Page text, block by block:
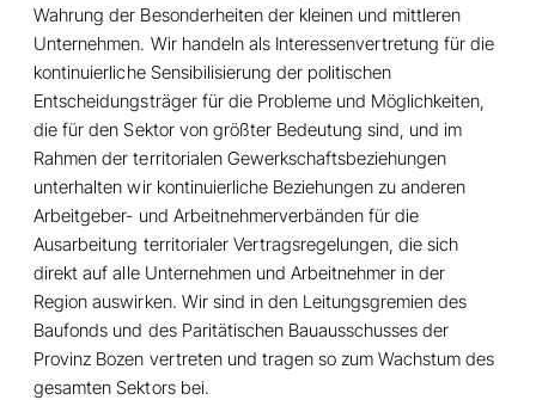
Wahrung der Besonderheiten der kleinen und mittleren
Unternehmen. Wir handeln als Interessenvertretung für die
kontinuierliche Sensibilisierung der politischen
Entscheidungsträger für die Probleme und Möglichkeiten,
die für den Sektor von größter Bedeutung sind, und im
Rahmen der territorialen Gewerkschaftsbeziehungen
unterhalten wir kontinuierliche Beziehungen zu anderen
Arbeitgeber- und Arbeitnehmerverbänden für die
Ausarbeitung territorialer Vertragsregelungen, die sich
direkt auf alle Unternehmen und Arbeitnehmer in der
Region auswirken. Wir sind in den Leitungsgremien des
Baufonds und des Paritätischen Bauausschusses der
Provinz Bozen vertreten und tragen so zum Wachstum des
gesamten Sektors bei.